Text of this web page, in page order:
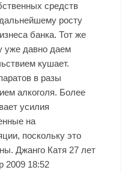
средств
росту
банка. Тот же
уже давно даем
кушает.
в разы
алкоголя. Более
усилия
на
поскольку это
Джанго Катя 27 лет
2009 18:52